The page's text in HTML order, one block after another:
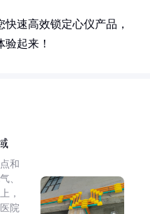
速高效锁定心仪产品，
起来！
和
、
，
院